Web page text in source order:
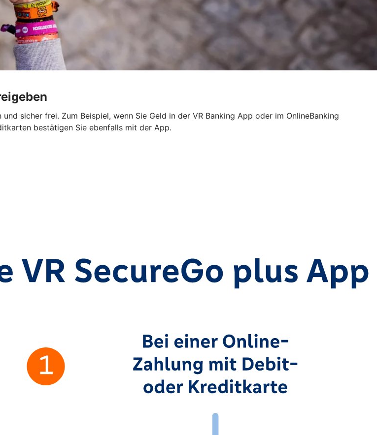
sicher frei. Zum Beispiel, wenn Sie Geld in der VR Banking App oder im OnlineBanking
bestätigen Sie ebenfalls mit der App.